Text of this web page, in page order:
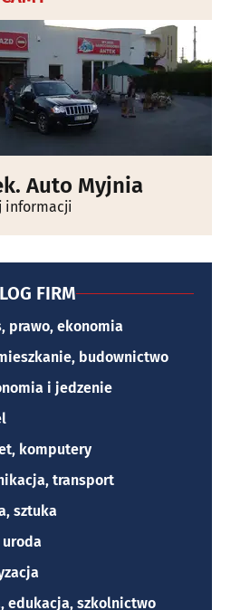
Auto Myjnia
informacji
FIRM
prawo, ekonomia
budownictwo
i jedzenie
komputery
transport
sztuka
edukacja, szkolnictwo